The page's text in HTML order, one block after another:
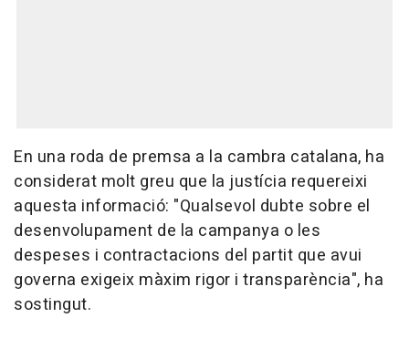
En una roda de premsa a la cambra catalana, ha
considerat molt greu que la justícia requereixi
aquesta informació: "Qualsevol dubte sobre el
desenvolupament de la campanya o les
despeses i contractacions del partit que avui
governa exigeix màxim rigor i transparència", ha
sostingut.